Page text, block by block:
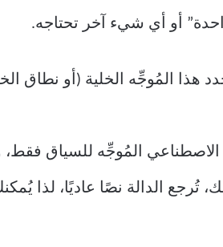
أو أي شيء آخر تحتاجه.
هذا المُوجِّه الخلية (أو نطاق
الاصطناعي المُوجِّه للسياق